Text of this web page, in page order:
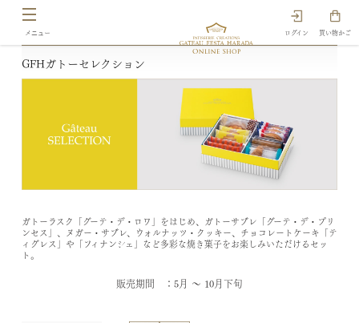
ログイン 買い物かご
GFHガトーセレクション
ガトーラスク「グーテ・デ・ロワ」をはじめ、ガトーサブレ「グーテ・デ・プリ
ンセス」、ヌガー・サブレ、ウォルナッツ・クッキー、チョコレートケーキ「テ
ィグレス」や「フィナンシェ」など多彩な焼き菓子をお楽しみいただけるセッ
ト。
販売期間 ：5月 ～ 10月下旬